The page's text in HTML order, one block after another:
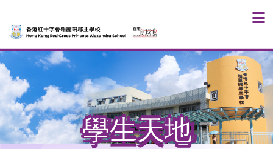
學生天地